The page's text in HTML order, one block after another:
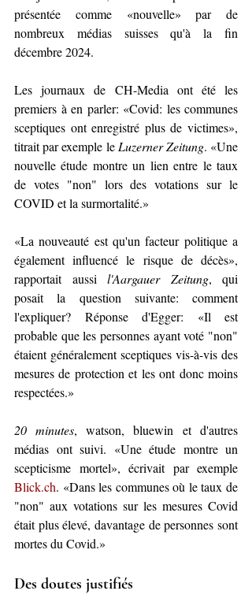
présentée comme «nouvelle» par de
nombreux médias suisses qu'à la fin
décembre 2024.
Les journaux de CH-Media ont été les
premiers à en parler: «Covid: les communes
sceptiques ont enregistré plus de victimes»,
titrait par exemple le Luzerner Zeitung. «Une
nouvelle étude montre un lien entre le taux
de votes "non" lors des votations sur le
COVID et la surmortalité.»
«La nouveauté est qu'un facteur politique a
également influencé le risque de décès»,
rapportait aussi l'Aargauer Zeitung, qui
posait la question suivante: comment
l'expliquer? Réponse d'Egger: «Il est
probable que les personnes ayant voté "non"
étaient généralement sceptiques vis-à-vis des
mesures de protection et les ont donc moins
respectées.»
20 minutes, watson, bluewin et d'autres
médias ont suivi. «Une étude montre un
Blick.ch. «Dans les communes où le taux de
"non" aux votations sur les mesures Covid
était plus élevé, davantage de personnes sont
mortes du Covid.»
Des doutes justifiés